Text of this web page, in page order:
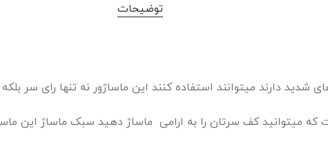
توضیحات
دارند میتوانند استفاده کنند این ماساژور نه تنها رای سر
میتوانید کف سرتان را به ارامی ماساژ دهید سبک ماساژ این